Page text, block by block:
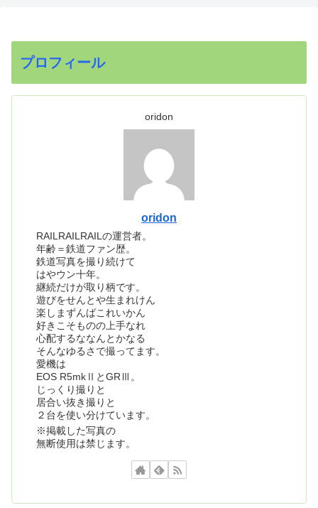
プロフィール
oridon
oridon
RAILRAILRAILの運営者。
年齢＝鉄道ファン歴。
鉄道写真を撮り続けて
はやウン十年。
継続だけが取り柄です。
遊びをせんとや生まれけん
楽しまずんばこれいかん
好きこそものの上手なれ
心配するななんとかなる
そんなゆるさで撮ってます。
愛機は
EOS R5mkⅡとGRⅢ。
じっくり撮りと
居合い抜き撮りと
２台を使い分けています。
※掲載した写真の
無断使用は禁じます。